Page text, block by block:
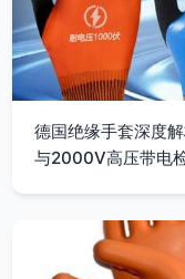
德国绝缘手套深度
与2000V高压带电